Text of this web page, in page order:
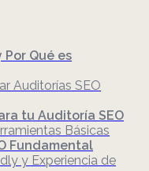
Por Qué es
Auditorías SEO
tu Auditoría SEO
Básicas
Fundamental
y Experiencia de